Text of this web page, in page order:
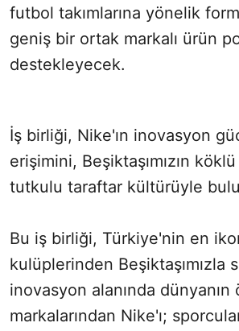
futbol takımlarına yönelik
geniş bir ortak markalı ürün
destekleyecek.
İş birliği, Nike'ın inovasyon
erişimini, Beşiktaşımızın
tutkulu taraftar kültürüyle
Bu iş birliği, Türkiye'nin en
kulüplerinden Beşiktaşımızla
inovasyon alanında
markalarından Nike'ı;